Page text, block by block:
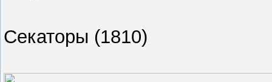
Секаторы (1810)